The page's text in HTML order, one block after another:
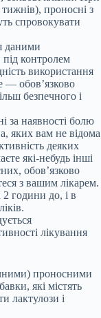
проносні з
спровокувати
даними
контролем
використання
— обов’язково
безпечного і
за наявності болю
яких вам не відома
деяких
які-небудь інші
обов’язково
з вашим лікарем.
години до, і в
лікування
проносними
які містять
лактулози і